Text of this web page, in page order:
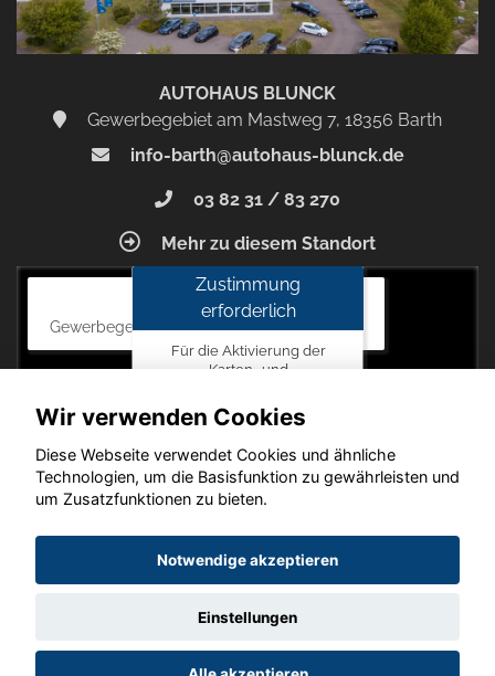
AUTOHAUS BLUNCK
Gewerbegebiet am Mastweg 7, 18356 Barth
info-barth@autohaus-blunck.de
03 82 31 / 83 270
Mehr zu diesem Standort
Autohaus Blunck
Gewerbegebiet am Mastweg 7, 18356 Barth
Zustimmung
erforderlich
Für die Aktivierung der
Karten- und
Zustimmung zu den
Datenschutzrichtlinien vom
Drittanbieter Google LLC
erforderlich.
Zustimmen
und
aktivieren
Copyright © 2026. Autohaus Blunck
Datenschutz Impressum AGB
Wir verwenden Cookies
Diese Webseite verwendet Cookies und ähnliche
Technologien, um die Basisfunktion zu gewährleisten und
um Zusatzfunktionen zu bieten.
Notwendige akzeptieren
Einstellungen